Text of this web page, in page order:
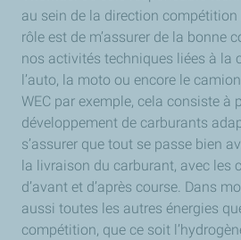
au sein de la direction compétition
rôle est de m’assurer de la bonne
nos activités techniques liées à la
l’auto, la moto ou encore le
WEC par exemple, cela consiste à
développement de carburants
s’assurer que tout se passe bien
la livraison du carburant, avec les
d’avant et d’après course. Dans
aussi toutes les autres énergies
compétition, que ce soit